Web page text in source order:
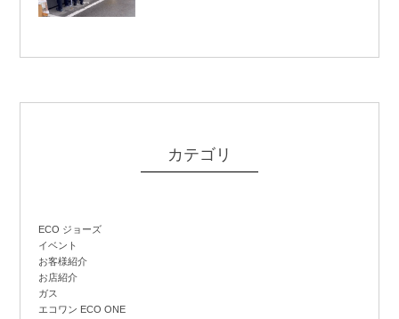
カテゴリ
ECO ジョーズ
イベント
お客様紹介
お店紹介
ガス
エコワン ECO ONE